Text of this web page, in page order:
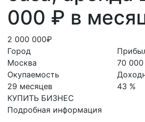
000 ₽ в
2 000 000₽
Город
Москва
Окупаемость
29 месяцев
КУПИТЬ БИЗНЕС
70 000
43 %
Подробная информация